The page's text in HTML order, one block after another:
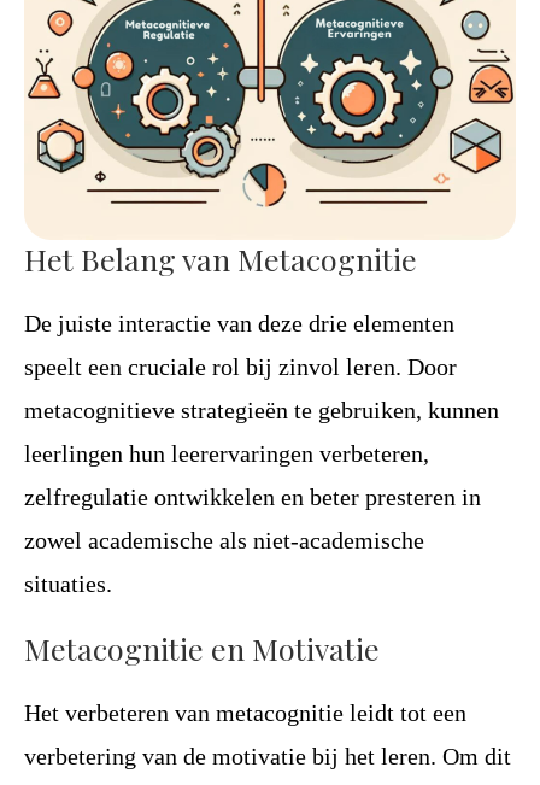
Het Belang van Metacognitie
De juiste interactie van deze drie elementen
speelt een cruciale rol bij zinvol leren. Door
metacognitieve strategieën te gebruiken, kunnen
leerlingen hun leerervaringen verbeteren,
zelfregulatie ontwikkelen en beter presteren in
zowel academische als niet-academische
situaties.
Metacognitie en Motivatie
Het verbeteren van metacognitie leidt tot een
verbetering van de motivatie bij het leren. Om dit